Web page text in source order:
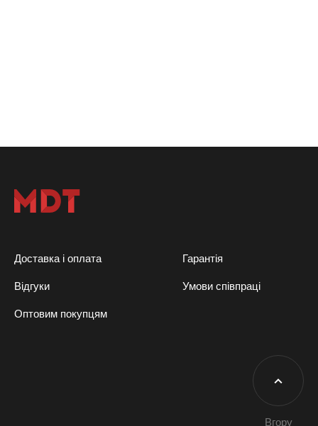
Доставка і оплата Гарантія
Відгуки Умови співпраці
Оптовим покупцям
Вгору